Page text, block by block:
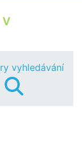
vyhledávání